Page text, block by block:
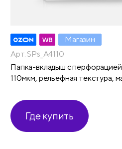
Магазин
Арт. SPs_A4110
Папка-вкладыш с
110мкм, рельефная текстура,
Где купить